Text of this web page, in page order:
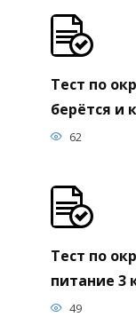
Тест по
берётся и
62
Тест по
питание 3
49